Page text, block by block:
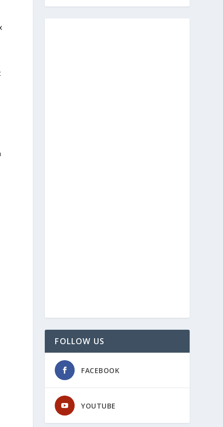
FOLLOW US
FACEBOOK
YOUTUBE